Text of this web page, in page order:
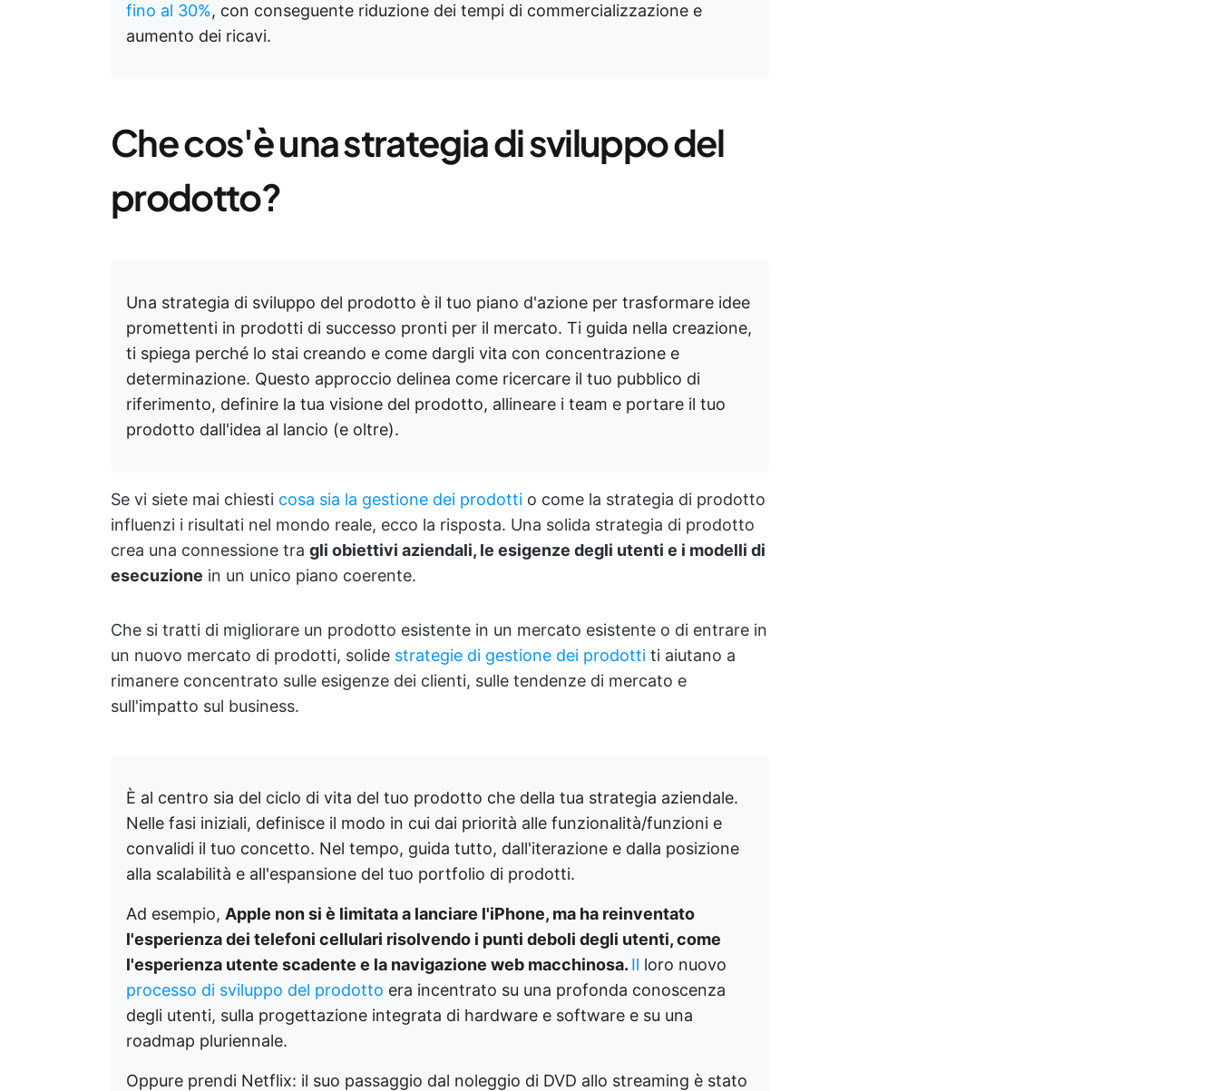
fino al 30%, con conseguente riduzione dei tempi di commercializzazione e
aumento dei ricavi.
Che cos'è una strategia di sviluppo del
prodotto?
Una strategia di sviluppo del prodotto è il tuo piano d'azione per trasformare idee
promettenti in prodotti di successo pronti per il mercato. Ti guida nella creazione,
ti spiega perché lo stai creando e come dargli vita con concentrazione e
determinazione. Questo approccio delinea come ricercare il tuo pubblico di
riferimento, definire la tua visione del prodotto, allineare i team e portare il tuo
prodotto dall'idea al lancio (e oltre).
Se vi siete mai chiesti cosa sia la gestione dei prodotti o come la strategia di prodotto
influenzi i risultati nel mondo reale, ecco la risposta. Una solida strategia di prodotto
crea una connessione tra gli obiettivi aziendali, le esigenze degli utenti e i modelli di
esecuzione in un unico piano coerente.
Che si tratti di migliorare un prodotto esistente in un mercato esistente o di entrare in
un nuovo mercato di prodotti, solide strategie di gestione dei prodotti ti aiutano a
rimanere concentrato sulle esigenze dei clienti, sulle tendenze di mercato e
sull'impatto sul business.
È al centro sia del ciclo di vita del tuo prodotto che della tua strategia aziendale.
Nelle fasi iniziali, definisce il modo in cui dai priorità alle funzionalità/funzioni e
convalidi il tuo concetto. Nel tempo, guida tutto, dall'iterazione e dalla posizione
alla scalabilità e all'espansione del tuo portfolio di prodotti.
Ad esempio, Apple non si è limitata a lanciare l'iPhone, ma ha reinventato
l'esperienza dei telefoni cellulari risolvendo i punti deboli degli utenti, come
l'esperienza utente scadente e la navigazione web macchinosa. Il loro nuovo
processo di sviluppo del prodotto era incentrato su una profonda conoscenza
degli utenti, sulla progettazione integrata di hardware e software e su una
roadmap pluriennale.
Oppure prendi Netflix: il suo passaggio dal noleggio di DVD allo streaming è stato